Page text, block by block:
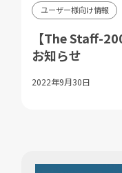
ユーザー様向け情報
【The Staff-
お知らせ
2022年9月30日